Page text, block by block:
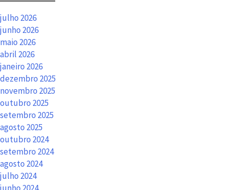
julho 2026
junho 2026
maio 2026
abril 2026
janeiro 2026
dezembro 2025
novembro 2025
outubro 2025
setembro 2025
agosto 2025
outubro 2024
setembro 2024
agosto 2024
julho 2024